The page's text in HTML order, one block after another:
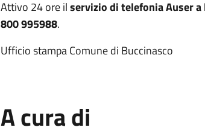
Attivo 24 ore ilservizio di telefonia Auser
800 995988.
Ufficio stampa Comune di Buccinasco
A cura di